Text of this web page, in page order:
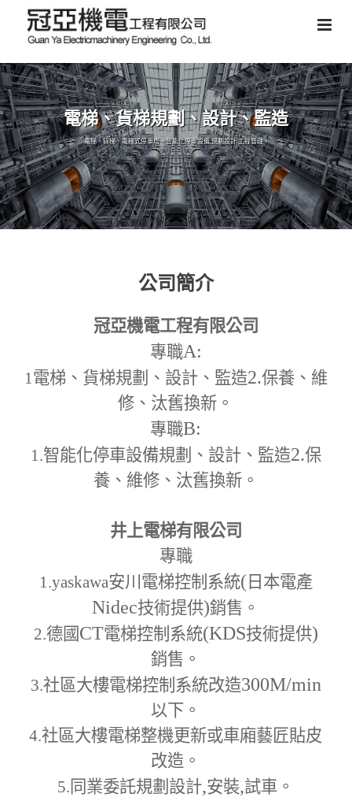
電梯、貨梯規劃、設計、監造
電梯、貨梯、電梯式停車塔、智能化停車設備,規劃設計,工程管理。
公司簡介
冠亞機電工程有限公司
專職A:
1電梯、貨梯規劃、設計、監造2.保養、維
修、汰舊換新。
專職B:
1.智能化停車設備規劃、設計、監造2.保
養、維修、汰舊換新。
井上電梯有限公司
專職
1.yaskawa安川電梯控制系統( 日本電產
Nidec技術提供)銷售。
2.德國 CT電梯控制系統(KDS技術提供)
銷售。
3.社區大樓電梯控制系統改造300M/min
以下。
4.社區大樓電梯整機更新或車廂藝匠貼皮
改造。
5. 同業委託規劃設計,安裝,試車。